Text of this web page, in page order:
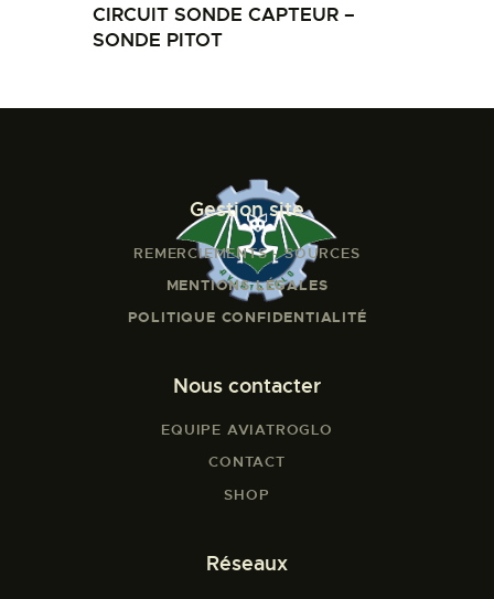
CIRCUIT SONDE CAPTEUR –
SONDE PITOT
Gestion site
REMERCIEMENTS - SOURCES
MENTIONS LÉGALES
POLITIQUE CONFIDENTIALITÉ
Nous contacter
EQUIPE AVIATROGLO
CONTACT
SHOP
Réseaux